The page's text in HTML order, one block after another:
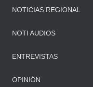
NOTICIAS REGIONAL
NOTI AUDIOS
ENTREVISTAS
OPINIÓN